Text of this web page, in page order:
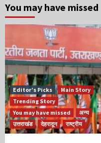
You may have missed
Editor’s Picks
Main Story
Trending Story
You may have missed
अन्य
उत्तराखंड
देहरादून राष्ट्रीय